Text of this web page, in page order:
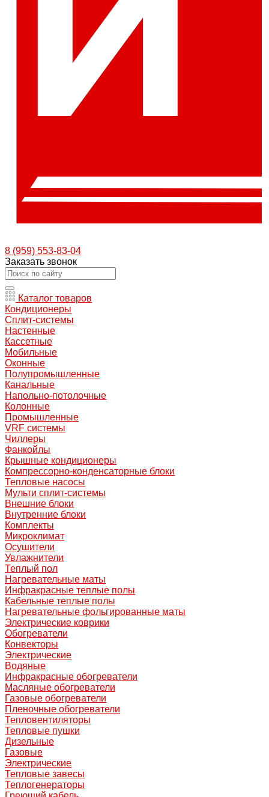
8 (959) 553-83-04
Заказать звонок
Каталог товаров
Кондиционеры
Сплит-системы
Настенные
Кассетные
Мобильные
Оконные
Полупромышленные
Канальные
Напольно-потолочные
Колонные
Промышленные
VRF системы
Чиллеры
Фанкойлы
Крышные кондиционеры
Компрессорно-конденсаторные блоки
Тепловые насосы
Мульти сплит-системы
Внешние блоки
Внутренние блоки
Комплекты
Микроклимат
Осушители
Увлажнители
Теплый пол
Нагревательные маты
Инфракрасные теплые полы
Кабельные теплые полы
Нагревательные фольгированные маты
Электрические коврики
Обогреватели
Конвекторы
Электрические
Водяные
Инфракрасные обогреватели
Масляные обогреватели
Газовые обогреватели
Пленочные обогреватели
Тепловентиляторы
Тепловые пушки
Дизельные
Газовые
Электрические
Тепловые завесы
Теплогенераторы